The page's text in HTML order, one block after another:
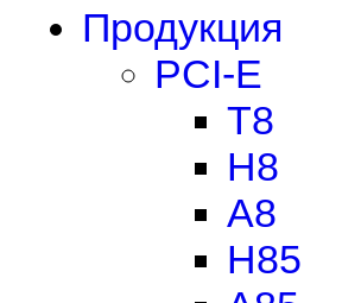
Продукция
PCI-E
T8
H8
A8
H85